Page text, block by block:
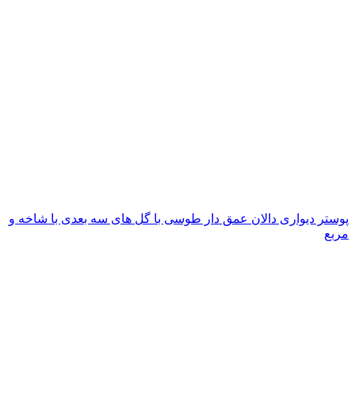
پوستر دیواری دالان عمق دار طوسی با گل های سه بعدی با شاخه و
مربع